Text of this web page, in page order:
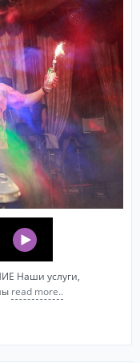
Наши услуги,
read more..